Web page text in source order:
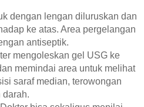
dengan lengan diluruskan dan
ke atas. Area pergelangan
antiseptik.
mengoleskan gel USG ke
memindai area untuk melihat
saraf median, terowongan
darah.